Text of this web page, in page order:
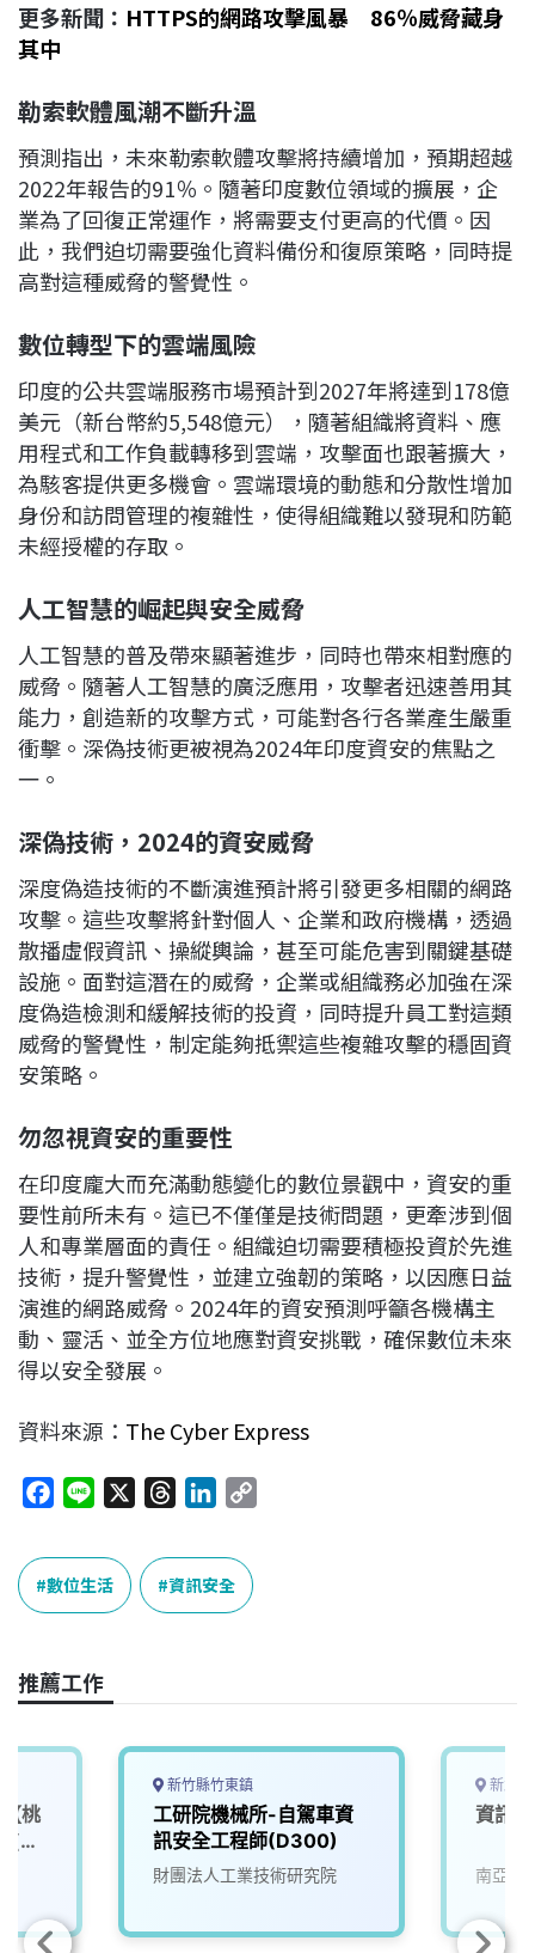
更多新聞： HTTPS的網路攻擊風暴 86％威脅藏身
其中
勒索軟體風潮不斷升溫
預測指出，未來勒索軟體攻擊將持續增加，預期超越
2022年報告的91％。隨著印度數位領域的擴展，企
業為了回復正常運作，將需要支付更高的代價。因
此，我們迫切需要強化資料備份和復原策略，同時提
高對這種威脅的警覺性。
數位轉型下的雲端風險
印度的公共雲端服務市場預計到2027年將達到178億
美元（新台幣約5,548億元）， 隨著組織將資料、應
用程式和工作負載轉移到雲端，攻擊面也跟著擴大，
為駭客提供更多機會。雲端環境的動態和分散性增加
身份和訪問管理的複雜性，使得組織難以發現和防範
未經授權的存取。
人工智慧的崛起與安全威脅
人工智慧的普及帶來顯著進步，同時也帶來相對應的
威脅。隨著人工智慧的廣泛應用，攻擊者迅速善用其
能力，創造新的攻擊方式，可能對各行各業產生嚴重
衝擊。深偽技術更被視為2024年印度資安的焦點之
一。
深偽技術，2024的資安威脅
深度偽造技術的不斷演進預計將引發更多相關的網路
攻擊。這些攻擊將針對個人、企業和政府機構，透過
散播虛假資訊、操縱輿論，甚至可能危害到關鍵基礎
設施。面對這潛在的威脅，企業或組織務必加強在深
度偽造檢測和緩解技術的投資，同時提升員工對這類
威脅的警覺性，制定能夠抵禦這些複雜攻擊的穩固資
安策略。
勿忽視資安的重要性
在印度龐大而充滿動態變化的數位景觀中，資安的重
要性前所未有。這已不僅僅是技術問題，更牽涉到個
人和專業層面的責任。組織迫切需要積極投資於先進
技術，提升警覺性，並建立強韌的策略，以因應日益
演進的網路威脅。2024年的資安預測呼籲各機構主
動、靈活、並全方位地應對資安挑戰，確保數位未來
得以安全發展。
資料來源： The Cyber Express
c
e
b
o
k
n
e
r
e
a
n
k
e
n
k
數位生活 資訊安全
推薦工作
桃
(無
新竹縣竹東鎮
工研院機械所-自駕車資
訊安全工程師(D300)
財團法人工業技術研究院
新北
資訊
南亞科